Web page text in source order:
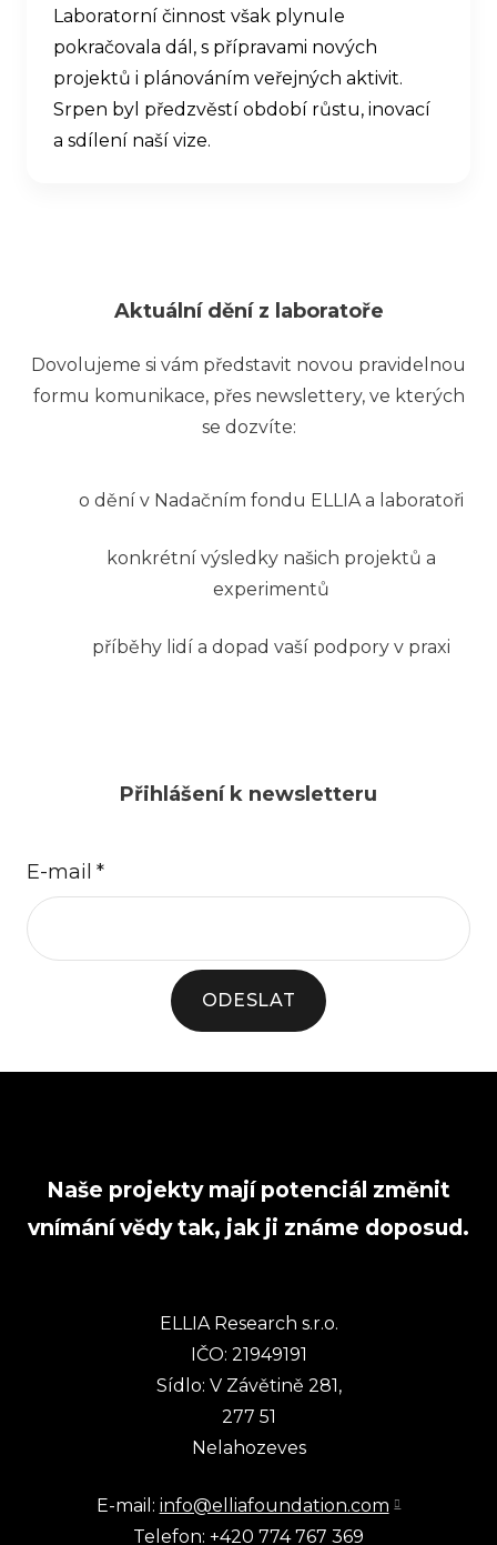
Laboratorní činnost však plynule
pokračovala dál, s přípravami nových
projektů i plánováním veřejných aktivit.
Srpen byl předzvěstí období růstu, inovací
a sdílení naší vize.
Aktuální dění z laboratoře
Dovolujeme si vám představit novou pravidelnou
formu komunikace, přes newslettery, ve kterých
se dozvíte:
o dění v Nadačním fondu ELLIA a laboratoři
konkrétní výsledky našich projektů a
experimentů
příběhy lidí a dopad vaší podpory v praxi
Přihlášení k newsletteru
E-mail *
ODESLAT
Naše projekty mají potenciál změnit
vnímání vědy tak, jak ji známe doposud.
ELLIA Research s.r.o.
IČO: 21949191
Sídlo: V Závětině 281,
277 51
Nelahozeves
E-mail: info@elliafoundation.com
Telefon: +420 774 767 369